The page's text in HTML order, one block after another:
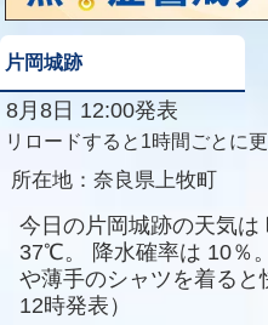
片岡城跡
8月8日 12:00発表
リロードすると1時間ごとに更
所在地： 奈良県上牧町
今日の片岡城跡の天気は
37℃。
降水確率は 10％。
や薄手のシャツを着ると
12時発表）